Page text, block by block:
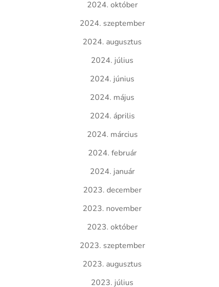
2024. október
2024. szeptember
2024. augusztus
2024. július
2024. június
2024. május
2024. április
2024. március
2024. február
2024. január
2023. december
2023. november
2023. október
2023. szeptember
2023. augusztus
2023. július